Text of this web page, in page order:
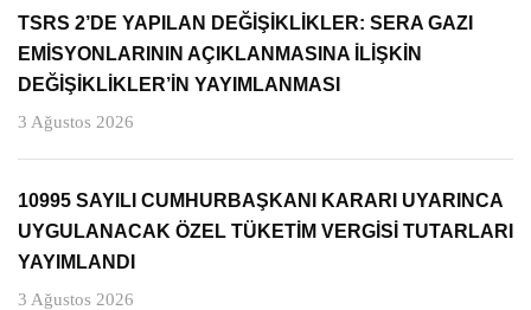
TSRS 2’DE YAPILAN DEĞİŞİKLİKLER: SERA GAZI
EMİSYONLARININ AÇIKLANMASINA İLİŞKİN
DEĞİŞİKLİKLER’İN YAYIMLANMASI
3 Ağustos 2026
10995 SAYILI CUMHURBAŞKANI KARARI UYARINCA
UYGULANACAK ÖZEL TÜKETİM VERGİSİ TUTARLARI
YAYIMLANDI
3 Ağustos 2026